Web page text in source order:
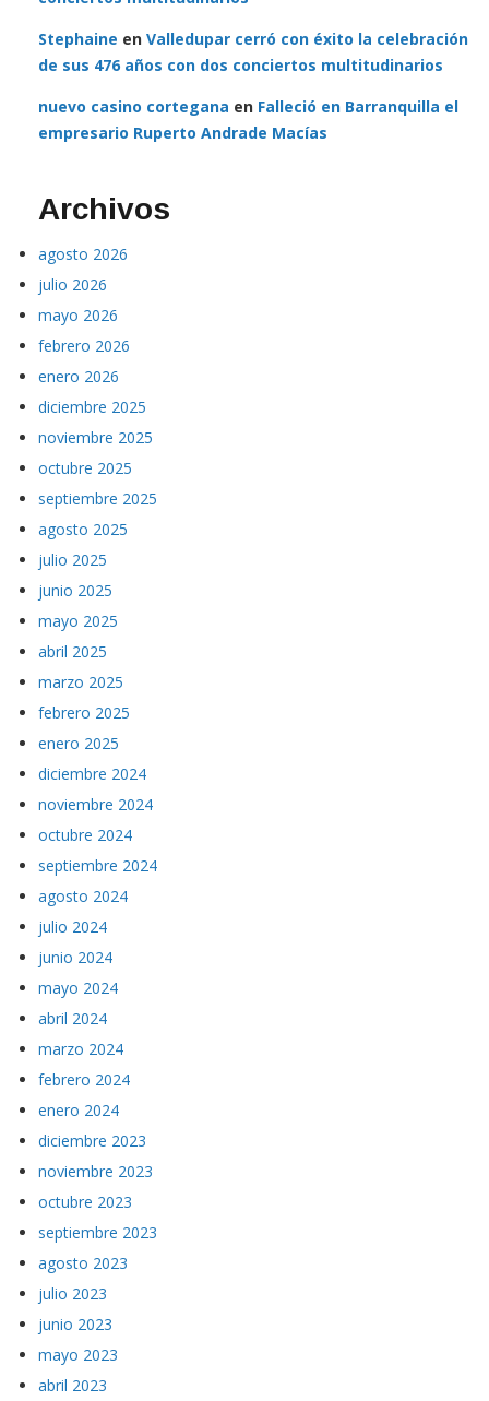
Stephaine en Valledupar cerró con éxito la celebración
de sus 476 años con dos conciertos multitudinarios
nuevo casino cortegana en Falleció en Barranquilla el
empresario Ruperto Andrade Macías
Archivos
agosto 2026
julio 2026
mayo 2026
febrero 2026
enero 2026
diciembre 2025
noviembre 2025
octubre 2025
septiembre 2025
agosto 2025
julio 2025
junio 2025
mayo 2025
abril 2025
marzo 2025
febrero 2025
enero 2025
diciembre 2024
noviembre 2024
octubre 2024
septiembre 2024
agosto 2024
julio 2024
junio 2024
mayo 2024
abril 2024
marzo 2024
febrero 2024
enero 2024
diciembre 2023
noviembre 2023
octubre 2023
septiembre 2023
agosto 2023
julio 2023
junio 2023
mayo 2023
abril 2023